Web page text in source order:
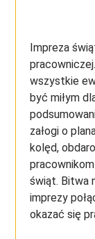
Impreza
wszystkie
być miłym
załogi o
kolęd,
świąt. Bitwa
imprezy
okazać się